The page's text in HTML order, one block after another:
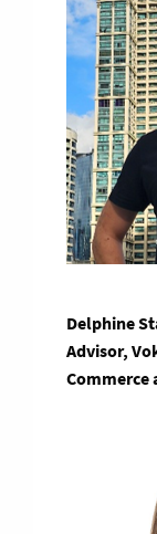
Delphine
Advisor,
Commerce